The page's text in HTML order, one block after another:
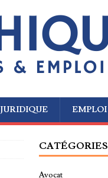
JURIDIQUE EMPLOI
CATÉGORIES
Avocat